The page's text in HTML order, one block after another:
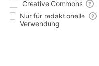
Creative Commons
Nur für redaktionelle
Verwendung